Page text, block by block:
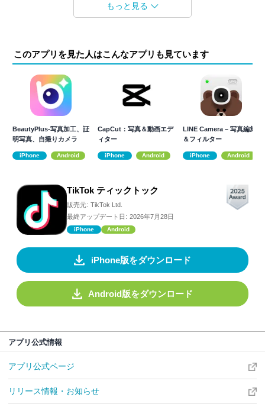
もっと見る
このアプリを見た人はこんなアプリも見ています
BeautyPlus-写真加工、証
明写真、自撮りカメラ
iPhone Android
CapCut：写真＆動画エデ
ィター
iPhone Android
LINE Camera – 写真編集
＆フィルター
iPhone Android
TikTok ティックトック
販売元: TikTok Ltd.
最終アップデート日: 2026年7月28日
iPhone Android
iPhone版をダウンロード
Android版をダウンロード
アプリ公式情報
アプリ公式ページ
リリース情報・お知らせ